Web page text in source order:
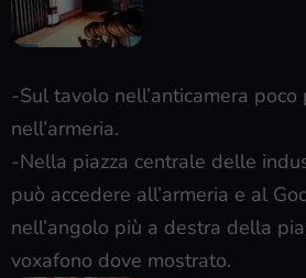
-Sul tavolo nell’anticamera
nell’armeria.
-Nella piazza centrale delle
può accedere all’armeria e al
nell’angolo più a destra della
voxafono dove mostrato.